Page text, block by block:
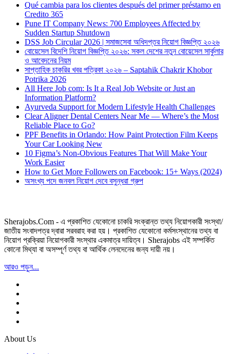
Qué cambia para los clientes después del primer préstamo en
Credito 365
Pune IT Company News: 700 Employees Affected by
Sudden Startup Shutdown
DSS Job Circular 2026 | সমাজসেবা অধিদপ্তর নিয়োগ বিজ্ঞপ্তি ২০২৬
বোয়েসেল বিদেশি নিয়োগ বিজ্ঞপ্তি ২০২৬: সকল দেশের নতুন বোয়েসেল সার্কুলার
ও আবেদনের নিয়ম
সাপ্তাহিক চাকরির খবর পত্রিকা ২০২৬ – Saptahik Chakrir Khobor
Potrika 2026
All Here Job com: Is It a Real Job Website or Just an
Information Platform?
Ayurveda Support for Modern Lifestyle Health Challenges
Clear Aligner Dental Centers Near Me — Where’s the Most
Reliable Place to Go?
PPF Benefits in Orlando: How Paint Protection Film Keeps
Your Car Looking New
10 Figma’s Non-Obvious Features That Will Make Your
Work Easier
How to Get More Followers on Facebook: 15+ Ways (2024)
অসংখ্য পদে জনবল নিয়োগ দেবে বসুন্ধরা গ্রুপ
Sherajobs.Com - এ প্রকাশিত যেকোনো চাকরি সংক্রান্ত তথ্য নিয়োগকারী সংস্থা/
জাতীয় সংবাদপত্র দ্বারা সরবরাহ করা হয়। প্রকাশিত যেকোনো কর্মসংস্থানের তথ্য বা
নিয়োগ প্রক্রিয়া নিয়োগকারী সংস্থার একমাত্র দায়িত্ব। Sherajobs এই সম্পর্কিত
কোনো মিথ্যা বা অসম্পূর্ণ তথ্য বা আর্থিক লেনদেনের জন্য দায়ী নয়।
আরও পড়ুন...
About Us